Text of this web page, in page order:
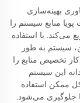
بهینه‌سازی
منابع سیستم را
می‌کند. با استفاده
سیستم به طور
تخصیص منابع را
این سیستم
ممکن استفاده
جلوگیری می‌شود.